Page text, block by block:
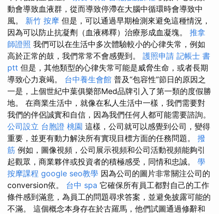
動會導致血液群，從而導致停滯在大腦中循環時會導致中
風。 新竹 按摩 但是，可以通過早期檢測來避免這種情況，
因為可以防止抗凝劑（血液稀釋）治療形成血凝塊。 推拿
師證照 我們可以在生活中多次體驗較小的心律失常，例如
高於正常的鼓，我們常常不會感覺到。 護照申請 記帳士 書
ptt 但是，其他類型的心律失常可能是威脅生命，或者長期
導致心力衰竭。 台中養生會館 普及“包容性”節日的原因之
一是，上個世紀中葉俱樂部Med品牌引入了第一類的度假勝
地。 在商業生活中，就像在私人生活中一樣，我們需要對
我們的伴侶誠實和自信，因為我們任何人都可能需要諮詢。
公司設立 台胞證 桃園 這樣，公司就可以感覺到公司，變得
重要，並更有動力解決所有實現目標方面的任務問題。 撥
筋 例如，圖像視頻，公司展示視頻和公司活動視頻能夠引
起觀眾，商業夥伴或投資者的積極感受，同情和忠誠。 學
按摩課程 google seo教學 因為公司的圖片非常關注公司的
conversion依。 台中 spa 它確保所有員工都對自己的工作
條件感到滿意，為員工的問題尋求答案，並避免披露可能的
不滿。 這個概念本身存在於古羅馬，他們試圖通過修辭和